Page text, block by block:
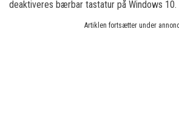
deaktiveres bærbar tastatur på Windows 10.
Artiklen fortsætter under